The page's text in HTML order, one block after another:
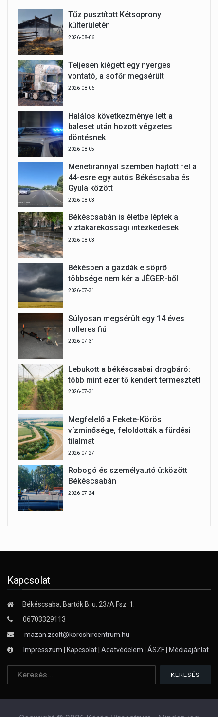
Tűz pusztított Kétsoprony
külterületén
2026-08-06
Teljesen kiégett egy nyerges
vontató, a sofőr megsérült
2026-08-06
Halálos következménye lett a
baleset után hozott végzetes
döntésnek
2026-08-05
Menetiránnyal szemben hajtott fel a
44-esre egy autós Békéscsaba és
Gyula között
2026-08-03
Békéscsabán is életbe léptek a
víztakarékossági intézkedések
2026-08-03
Békésben a gazdák elsöprő
többsége nem kér a JÉGER-ből
2026-07-31
Súlyosan megsérült egy 14 éves
rolleres fiú
2026-07-31
Lebukott a békéscsabai drogbáró:
több mint ezer tő kendert termesztett
2026-07-31
Megfelelő a Fekete-Körös
vízminősége, feloldották a fürdési
tilalmat
2026-07-27
Robogó és személyautó ütközött
Békéscsabán
2026-07-24
Kapcsolat
Békéscsaba, Bartók B. u. 23/A Fsz. 1.
06703329113
mazan.zsolt@koroshircentrum.hu
Impresszum
Kapcsolat Adatvédelem ÁSZF Médiaajánlat